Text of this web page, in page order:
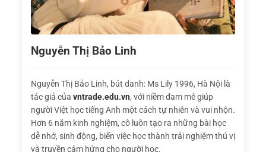
Nguyễn Thị Bảo Linh
Nguyễn Thị Bảo Linh, bút danh: Ms Lily 1996, Hà Nội là
tác giả của vntrade.edu.vn, với niềm đam mê giúp
người Việt học tiếng Anh một cách tự nhiên và vui nhộn.
Hơn 6 năm kinh nghiệm, cô luôn tạo ra những bài học
dễ nhớ, sinh động, biến việc học thành trải nghiệm thú vị
và truyền cảm hứng cho người học.